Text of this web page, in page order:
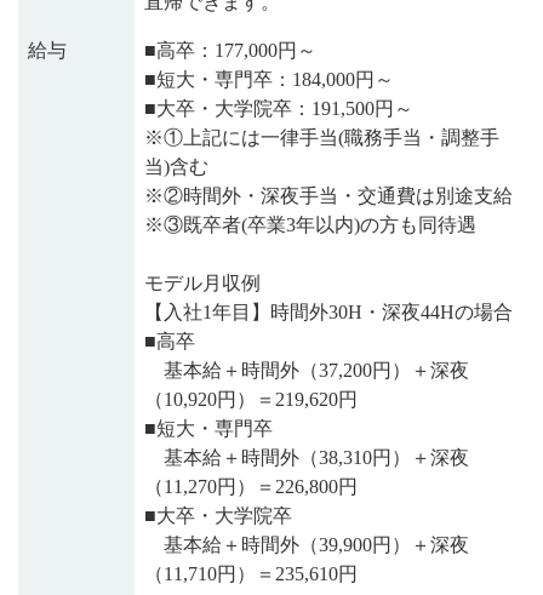
給与
■高卒：177,000円～
■短大・専門卒：184,000円～
■大卒・大学院卒：191,500円～
※①上記には一律手当(職務手当・調整手
当)含む
※②時間外・深夜手当・交通費は別途支給
※③既卒者(卒業3年以内)の方も同待遇
モデル月収例
【入社1年目】時間外30H・深夜44Hの場合
■高卒
基本給＋時間外（37,200円）＋深夜
（10,920円）＝219,620円
■短大・専門卒
基本給＋時間外（38,310円）＋深夜
（11,270円）＝226,800円
■大卒・大学院卒
基本給＋時間外（39,900円）＋深夜
（11,710円）＝235,610円